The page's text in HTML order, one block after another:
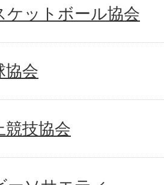
ケットボール協会
協会
競技協会